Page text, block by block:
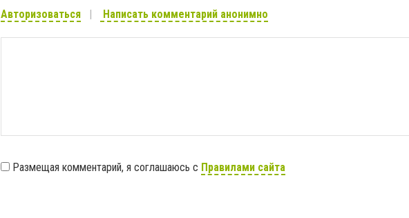
Авторизоваться Написать комментарий анонимно
Размещая комментарий, я соглашаюсь с Правилами сайта